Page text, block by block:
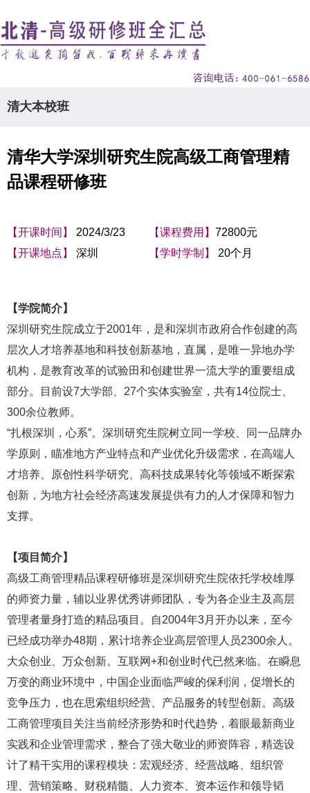
清大本校班
清华大学深圳研究生院高级工商管理精
品课程研修班
【开课时间】 2024/3/23 【课程费用】72800元
【开课地点】
深圳 【学时学制】 20个月
【学院简介】
深圳研究生院成立于2001年，是和深圳市政府合作创建的高
层次人才培养基地和科技创新基地，直属，是唯一异地办学
机构，是教育改革的试验田和创建世界一流大学的重要组成
部分。目前设7大学部、27个实体实验室，共有14位院士、
300余位教师。
“扎根深圳，心系”。深圳研究生院树立同一学校、同一品牌办
学原则，瞄准地方产业特点和产业优化升级需求，在高端人
才培养、原创性科学研究、高科技成果转化等领域不断探索
创新，为地方社会经济高速发展提供有力的人才保障和智力
支撑。
【项目简介】
高级工商管理精品课程研修班是深圳研究生院依托学校雄厚
的师资力量，辅以业界优秀讲师团队，专为各企业主及高层
管理者量身打造的精品项目。自2004年3月开办以来，至今
已经成功举办48期，累计培养企业高层管理人员2300余人。
大众创业、万众创新。互联网+和创业时代已然来临。在瞬息
万变的商业环境中，中国企业面临严峻的保利润，促增长的
竞争压力，也在思索组织经营、产品服务的转型创新。高级
工商管理项目关注当前经济形势和时代趋势，着眼最新商业
实践和企业管理需求，整合了强大敬业的师资阵容，精选设
计了精干实用的课程模块：宏观经济、经营战略、组织管
理、营销策略、财税精髓、人力资本、资本运作和领导韬